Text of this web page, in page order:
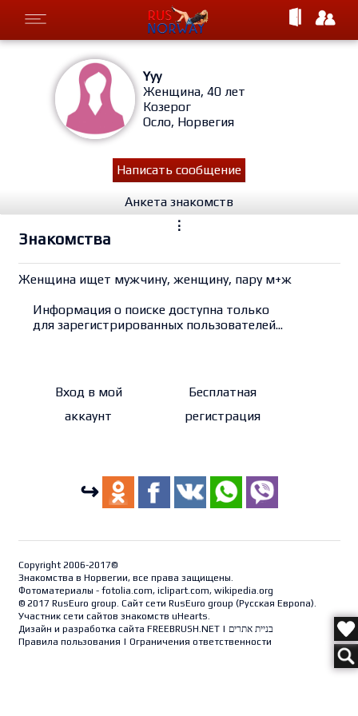
Yyy
Женщина, 40 лет
Козерог
Осло, Норвегия
Написать сообщение
Анкета знакомств
⋮
Знакомства
Женщина ищет мужчину, женщину, пару м+ж
Информация о поиске доступна только
для зарегистрированных пользователей...
Вход в мой
аккаунт
Бесплатная
регистрация
↪
Copyright 2006-2017©
Знакомства в Норвегии, все права защищены.
Фотоматериалы - fotolia.com, iclipart.com, wikipedia.org
© 2017 RusEuro group. Сайт сети RusEuro group (Русская Европа).
Участник сети сайтов знакомств uHearts.
Дизайн и разработка сайта FREEBRUSH.NET| בניית אתרים
Правила пользования | Ограничения ответственности